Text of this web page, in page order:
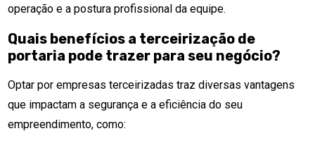
operação e a postura profissional da equipe.
Quais benefícios a terceirização de
portaria pode trazer para seu negócio?
Optar por empresas terceirizadas traz diversas vantagens
que impactam a segurança e a eficiência do seu
empreendimento, como: